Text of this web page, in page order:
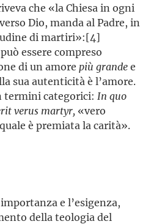
che «la Chiesa in ogni
Dio, manda al Padre, in
di martiri»:[4]
essere compreso
di un amore più grandee
sua autenticità è l’amore.
termini categorici: In quo
verus martyr, «vero
è premiata la carità».
e l’esigenza,
della teologia del